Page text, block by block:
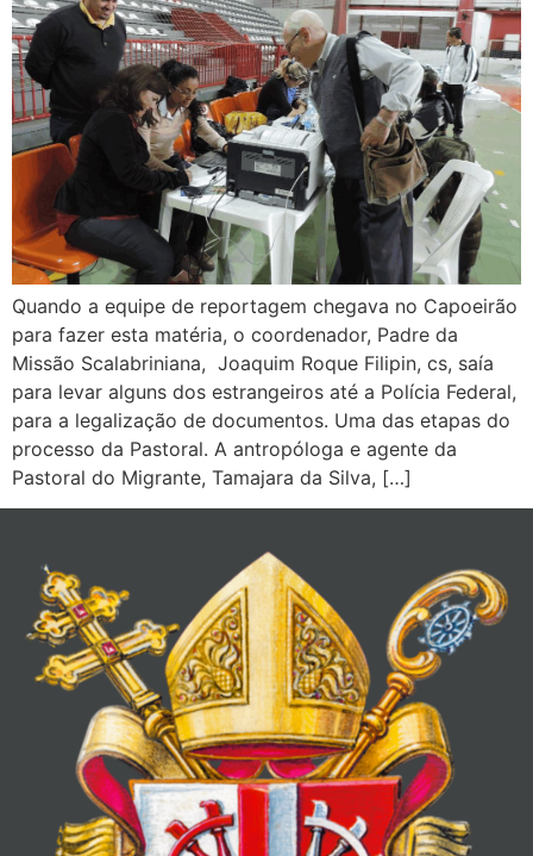
Quando a equipe de reportagem chegava no Capoeirão
para fazer esta matéria, o coordenador, Padre da
Missão Scalabriniana, Joaquim Roque Filipin, cs, saía
para levar alguns dos estrangeiros até a Polícia Federal,
para a legalização de documentos. Uma das etapas do
processo da Pastoral. A antropóloga e agente da
Pastoral do Migrante, Tamajara da Silva, […]